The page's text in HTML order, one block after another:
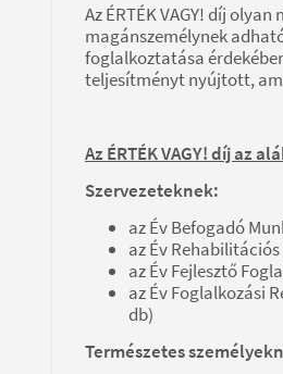
Az ÉRTÉK VAGY! díj
magánszemélynek
foglalkoztatása
teljesítményt nyújtott,
Az ÉRTÉK VAGY! díj az
Szervezeteknek:
az Év Befogadó
az Év
az Év Fejlesztő
az Év Foglalkozási
db)
Természetes